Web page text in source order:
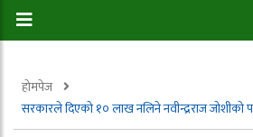
होमपेज
सरकारले दिएको १० लाख नलिने नवीन्द्रराज जोशीको